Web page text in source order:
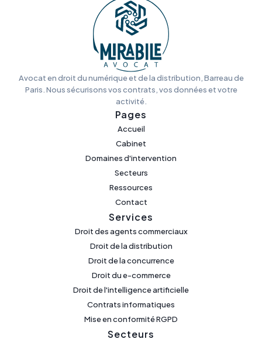
Avocat en droit du numérique et de la distribution, Barreau de
Paris. Nous sécurisons vos contrats, vos données et votre
activité.
Pages
Accueil
Cabinet
Domaines d'intervention
Secteurs
Ressources
Contact
Services
Droit des agents commerciaux
Droit de la distribution
Droit de la concurrence
Droit du e-commerce
Droit de l'intelligence artificielle
Contrats informatiques
Mise en conformité RGPD
Secteurs